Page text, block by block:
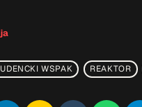
WSPAK REAKTOR